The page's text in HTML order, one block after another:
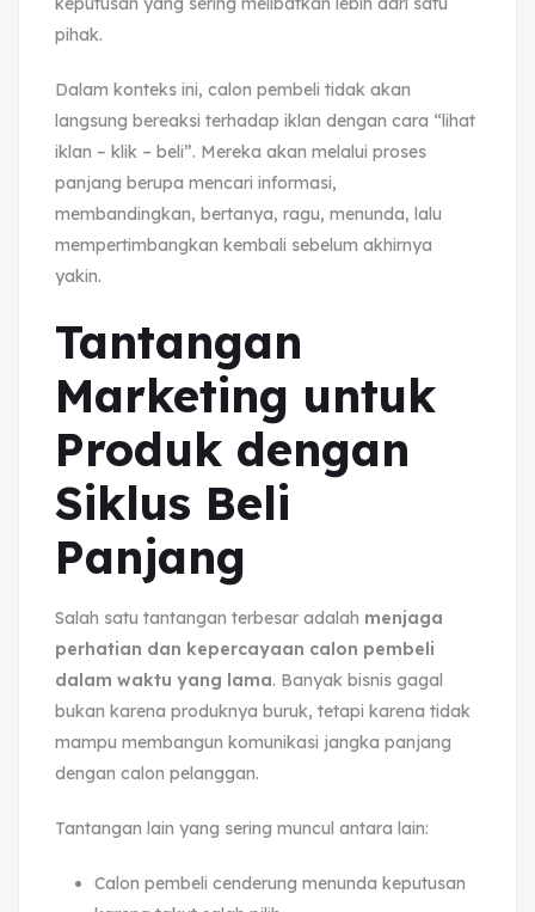
pihak.
Dalam konteks ini, calon pembeli tidak akan
langsung bereaksi terhadap iklan dengan cara “lihat
iklan – klik – beli”. Mereka akan melalui proses
panjang berupa mencari informasi,
membandingkan, bertanya, ragu, menunda, lalu
mempertimbangkan kembali sebelum akhirnya
yakin.
Tantangan
Marketing untuk
Produk dengan
Siklus Beli
Panjang
Salah satu tantangan terbesar adalah menjaga
perhatian dan kepercayaan calon pembeli
dalam waktu yang lama. Banyak bisnis gagal
bukan karena produknya buruk, tetapi karena tidak
mampu membangun komunikasi jangka panjang
dengan calon pelanggan.
Tantangan lain yang sering muncul antara lain:
Calon pembeli cenderung menunda keputusan